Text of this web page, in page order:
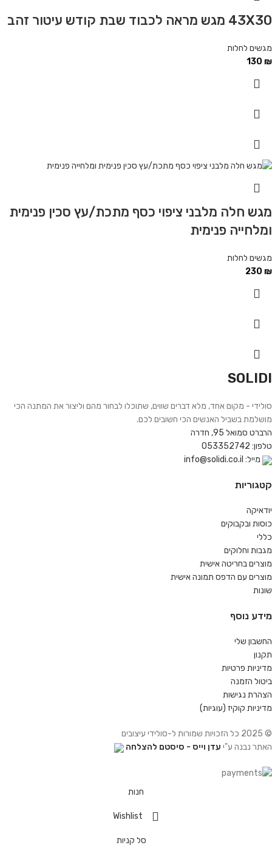
43X30 מגש מראה לכבוד שבת קודש עיטור זהב
מגשים לחלות
130 ₪
מגש חלה מלבני ציפוי כסף מתכת/עץ סכין פנימית
ומלחייה פנימית
מגשים לחלות
230 ₪
SOLIDI
סולידי - מקום אחד, מלא דברים שווים, שתוכלו לבחור מהם וליצור את המתנה הכי
מושלמת בשביל האנשים הכי חשובים לכם.
הרברט סמואל 95, חדרה
טלפון: 053352742
מייל: info@solidi.co.il
קטגוריות
יודאיקה
כוסות ובקבוקים
כללי
מגבות וחלוקים
מוצרים בחריטה אישית
מוצרים עם הדפס תמונה אישית
שונות
מידע נוסף
החשבון שלי
תקנון
מדיניות פרטיות
ביטול הזמנה
הצהרת נגישות
מדיניות קוקיז (עוגיות)
© 2025 כל הזכויות שמורות ל-סולידי עיצובים
האתר נבנה ע"י עדן וייס - סיסטם להצלחה
חנות
Wishlist
סל קניות